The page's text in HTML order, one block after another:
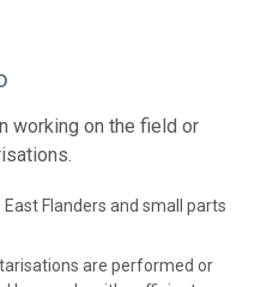
working on the field or
East Flanders and small parts
are performed or